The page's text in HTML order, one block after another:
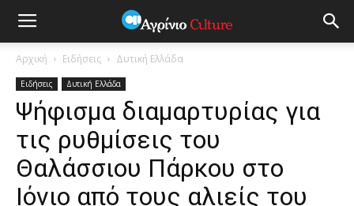
Αρχική Ειδήσεις Δυτική Ελλάδα
Ειδήσεις Δυτική Ελλάδα
Ψήφισμα διαμαρτυρίας για
τις ρυθμίσεις του
Θαλάσσιου Πάρκου στο
Ιόνιο από τους αλιείς του